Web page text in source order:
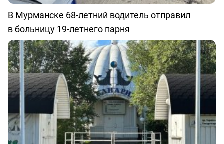
В Мурманске 68-летний водитель отправил
в больницу 19-летнего парня